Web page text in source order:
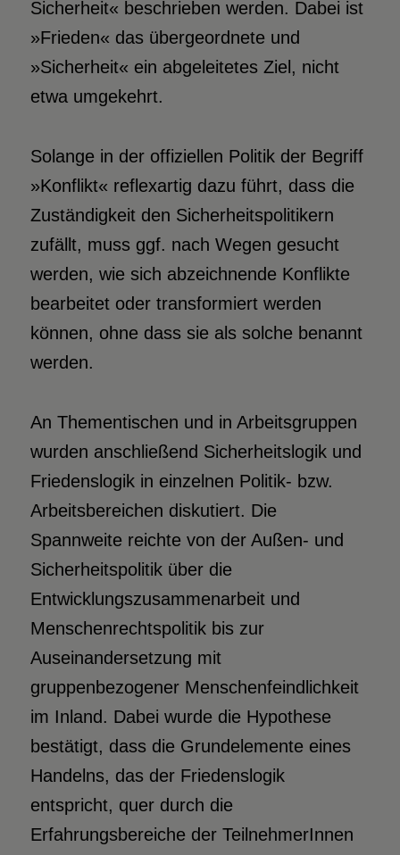
Sicherheit« beschrieben werden. Dabei ist
»Frieden« das übergeordnete und
»Sicherheit« ein abgeleitetes Ziel, nicht
etwa umgekehrt.
Solange in der offiziellen Politik der Begriff
»Konflikt« reflexartig dazu führt, dass die
Zuständigkeit den Sicherheitspolitikern
zufällt, muss ggf. nach Wegen gesucht
werden, wie sich abzeichnende Konflikte
bearbeitet oder transformiert werden
können, ohne dass sie als solche benannt
werden.
An Thementischen und in Arbeitsgruppen
wurden anschließend Sicherheitslogik und
Friedenslogik in einzelnen Politik- bzw.
Arbeitsbereichen diskutiert. Die
Spannweite reichte von der Außen- und
Sicherheitspolitik über die
Entwicklungszusammenarbeit und
Menschenrechtspolitik bis zur
Auseinandersetzung mit
gruppenbezogener Menschenfeindlichkeit
im Inland. Dabei wurde die Hypothese
bestätigt, dass die Grundelemente eines
Handelns, das der Friedenslogik
entspricht, quer durch die
Erfahrungsbereiche der TeilnehmerInnen